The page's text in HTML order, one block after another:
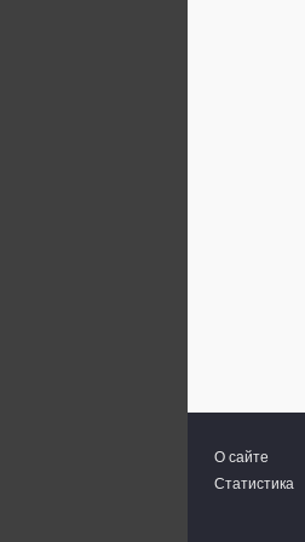
О сайте
Статистика